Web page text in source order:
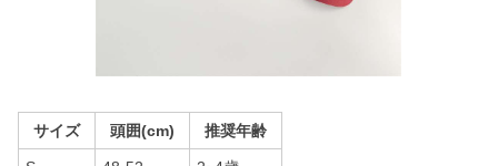
サイズ 頭囲(cm) 推奨年齢